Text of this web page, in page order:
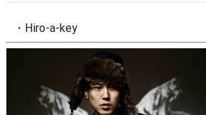
・Hiro-a-key